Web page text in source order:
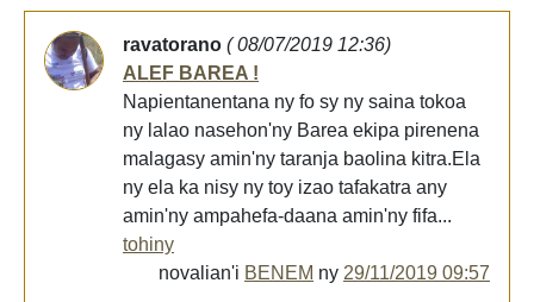
ravatorano ( 08/07/2019 12:36)
ALEF BAREA !
Napientanentana ny fo sy ny saina tokoa
ny lalao nasehon'ny Barea ekipa pirenena
malagasy amin'ny taranja baolina kitra.Ela
ny ela ka nisy ny toy izao tafakatra any
amin'ny ampahefa-daana amin'ny fifa...
tohiny
novalian'i BENEM ny 29/11/2019 09:57